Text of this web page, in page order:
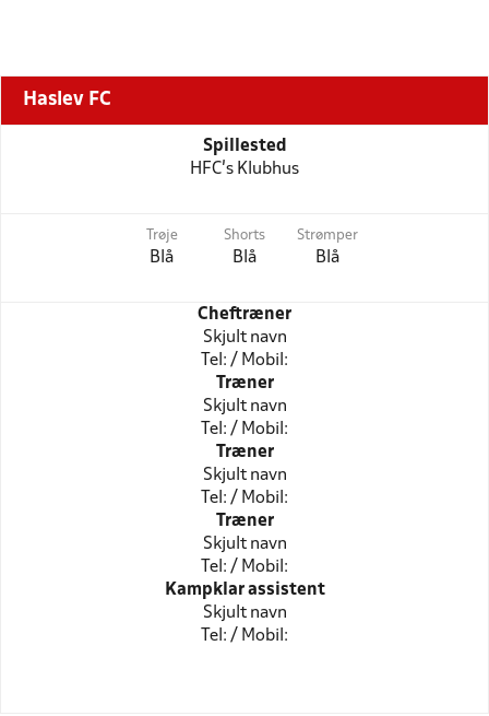
Haslev FC
Spillested
HFC's Klubhus
Trøje
Blå
Shorts
Blå
Strømper
Blå
Cheftræner
Skjult navn
Tel: / Mobil:
Træner
Skjult navn
Tel: / Mobil:
Træner
Skjult navn
Tel: / Mobil:
Træner
Skjult navn
Tel: / Mobil:
Kampklar assistent
Skjult navn
Tel: / Mobil: